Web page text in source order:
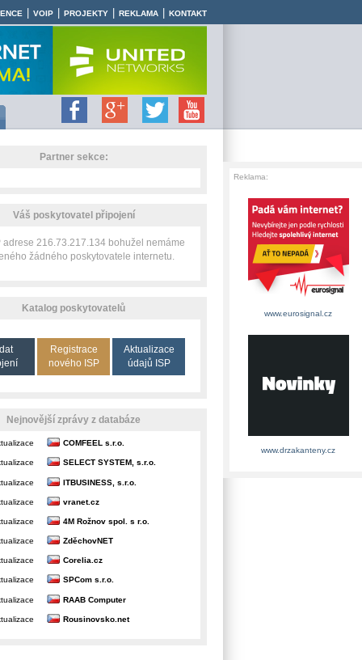
VOIP PROJEKTY REKLAMA KONTAKT
Partner sekce:
Váš poskytovatel připojení
adrese 216.73.217.134 bohužel nemáme
žádného poskytovatele internetu.
Katalog poskytovatelů
Registrace
nového ISP
Aktualizace
údajů ISP
Nejnovější zprávy z databáze
COMFEEL s.r.o.
SELECT SYSTEM, s.r.o.
ITBUSINESS, s.r.o.
vranet.cz
4M Rožnov spol. s r.o.
ZděchovNET
Corelia.cz
SPCom s.r.o.
RAAB Computer
Rousinovsko.net
Reklama:
www.eurosignal.cz
www.drzakanteny.cz